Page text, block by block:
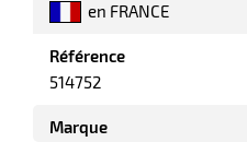
en FRANCE
Référence
514752
Marque